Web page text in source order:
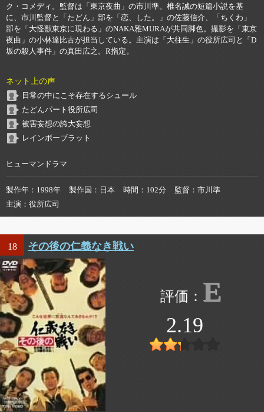
ク・コメディ。監督は「東京夜曲」の市川準。椎名誠の短篇小説を基
に、市川監督と「たどん」部を「恋、した。」の佐藤信介、「ちくわ」
部を「大怪獣東京に現わる」のNAKA雅MURAが共同脚色。撮影を「東京
夜曲」の小林達比古が担当している。主演は「大往生」の役所広司と「D
坂の殺人事件」の真田広之。R指定。
ネット上の声
日常の中にこそ存在するシュール
たどんパート役所広司
被害妄想の誇大妄想
レインボーブラット
ヒューマンドラマ
製作年 1998年 製作国 日本 時間 102分 監督
市川準
主演
役所広司
18 その後の仁義なき戦い
E
2.19